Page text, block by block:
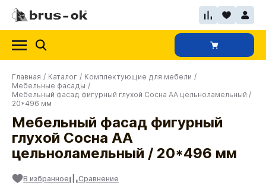
Главная / Каталог / Комплектующие для мебели /
Мебельные фасады /
Мебельный фасад фигурный глухой Сосна АА цельноламельный /
20*496 мм
Мебельный фасад фигурный
глухой Сосна АА
цельноламельный / 20*496 мм
В избранное Сравнение